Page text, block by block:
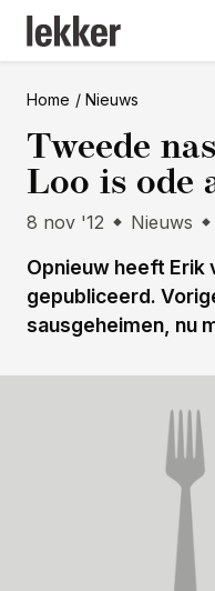
Home Nieuws
Tweede
Loo is ode
8 nov '12 Nieuws
Opnieuw heeft Erik
gepubliceerd.
sausgeheimen, nu